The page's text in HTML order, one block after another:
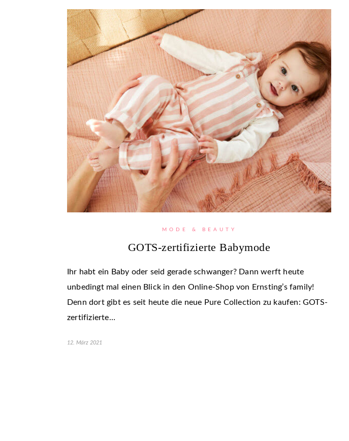
MODE & BEAUTY
GOTS-zertifizierte Babymode
Ihr habt ein Baby oder seid gerade schwanger? Dann werft heute
unbedingt mal einen Blick in den Online-Shop von Ernsting’s family!
Denn dort gibt es seit heute die neue Pure Collection zu kaufen: GOTS-
zertifizierte…
12. März 2021